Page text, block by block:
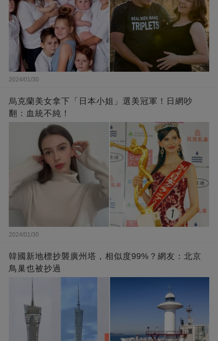
2024/01/30
烏克蘭美女拿下「日本小姐」選美冠軍！日網吵
翻：血統不純！
2024/01/30
韓國新地標抄襲廣州塔，相似度99%？網友：北京
鳥巢也被抄過